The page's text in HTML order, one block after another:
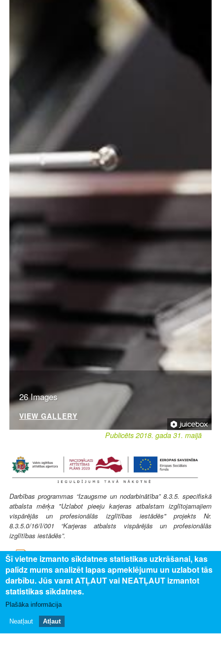
26 Images
VIEW GALLERY
Publicēts 2018. gada 31. maijā
Darbības programmas “Izaugsme un nodarbinātība” 8.3.5. specifiskā
atbalsta mērķa "Uzlabot pieeju karjeras atbalstam izglītojamajiem
vispārējās un profesionālās izglītības iestādēs" projekts Nr.
8.3.5.0/16/I/001 “Karjeras atbalsts vispārējās un profesionālās
izglītības iestādēs”.
SAISTĪTAIS SATURS
Uz profesijas aprakstu
PAR MUMS
Šī vietne izmanto sīkdatnes statistikas uzkrāšanai, kas
palīdz mums analizēt lapas apmeklējumu un uzlabot tās
darbību. Jūs varat ATĻAUT vai NEATĻAUT izmantot
statistikas sīkdatnes.
Plašāka informācija
Neatļaut Atļaut